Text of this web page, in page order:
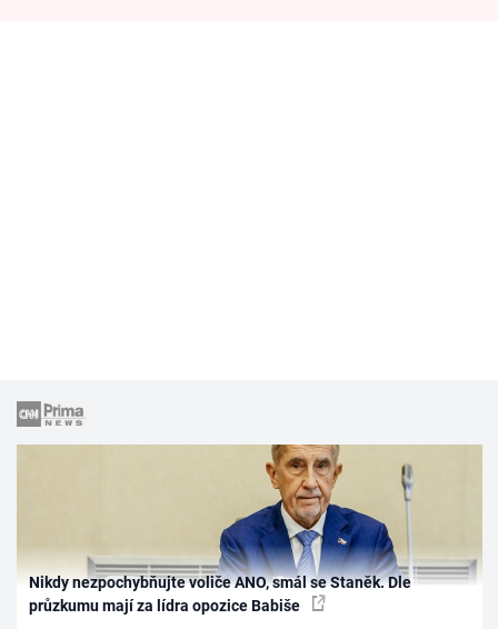
Nikdy nezpochybňujte voliče ANO, smál se Staněk. Dle
průzkumu mají za lídra opozice Babiše